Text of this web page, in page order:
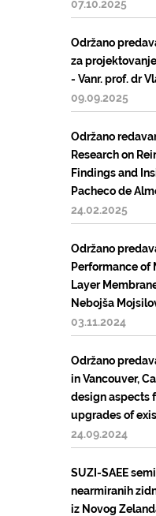
07.10.2025
Održano
za
- Vanr. prof. dr
09.09.2025
Održano
Research on
Findings and
Pacheco de
24.02.2025
Održano
Performance of
Layer
Nebojša
03.11.2024
Održano
in Vancouver,
design aspects
upgrades of
24.09.2024
SUZI-SAEE
nearmiranih
iz Novog